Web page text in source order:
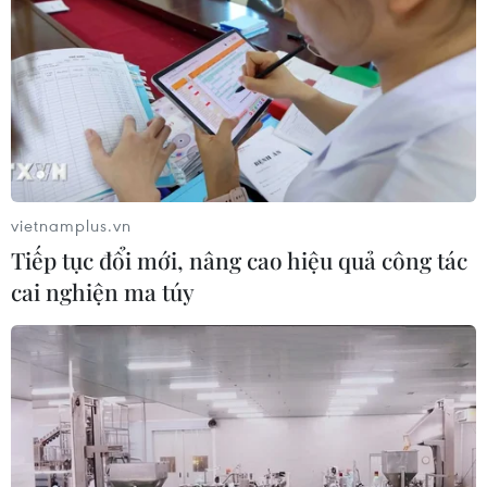
khu vực Bắc Bộ và Thanh Hóa
06/08/2026 03:47
Mưa lớn kéo dài gây thiệt hại khoảng
15 tỷ đồng tại Tuyên Quang
06/08/2026 03:03
Quảng Trị ưu tiên đầu tư hoàn thiện
hệ thống xử lý nước thải cụm công
nghiệp
06/08/2026 03:03
Pháp mở các điểm tắm sông
vietnamplus.vn
Tiếp tục đổi mới, nâng cao hiệu quả công tác
cai nghiện ma túy